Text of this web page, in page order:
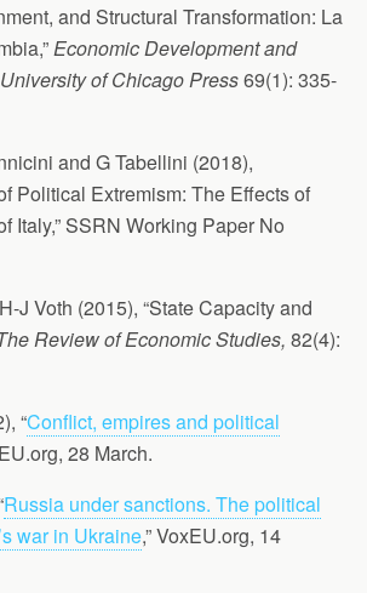
and Structural Transformation: La
Economic Development and
of Chicago Press69(1): 335-
and G Tabellini (2018),
Political Extremism: The Effects of
Italy,” SSRN Working Paper No
J Voth (2015), “State Capacity and
Review of Economic Studies, 82(4):
“Conflict, empires and political
28 March.
Russia under sanctions. The political
war in Ukraine,” VoxEU.org, 14